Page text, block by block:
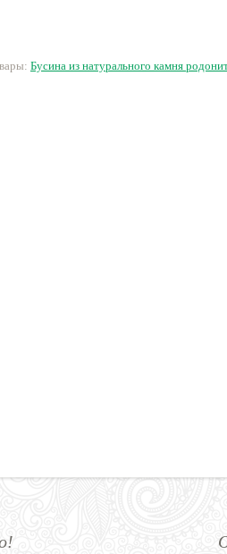
Бусина из натурального камня